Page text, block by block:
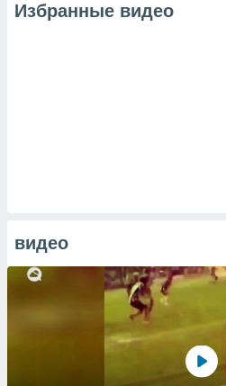
Избранные видео
видео